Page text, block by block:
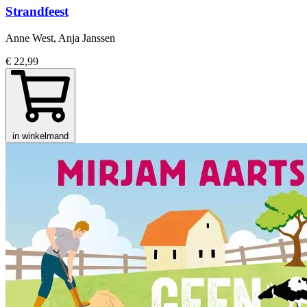
Strandfeest
Anne West, Anja Janssen
€ 22,99
in winkelmand